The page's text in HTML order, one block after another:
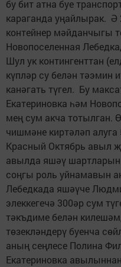
бу бит атна буе
караганда уңайлырак.
контейнер мәйданчыгы
Новопоселенная
Шул ук контингенттан
күпләр су белән тәэмин
канәгать түгел. Бу
Екатериновка һәм
мең сум акча тотылган.
чишмәне киртәләп
Красный Октябрь авыл
авылда яшәү
соңгы роль уйнамавын
Лебедкада яшәүче
элеккегечә 300әр сум
тәкъдиме белән
төзекләндерү буенча
аның сеңлесе Полина
Екатериновка